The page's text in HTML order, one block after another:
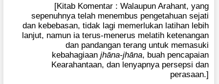
[Kitab Komentar : Walaupun Arahant, yang
sepenuhnya telah menembus pengetahuan sejati
dan kebebasan, tidak lagi memerlukan latihan lebih
lanjut, namun ia terus-menerus melatih ketenangan
dan pandangan terang untuk memasuki
kebahagiaan jhāna-jhāna, buah pencapaian
Kearahantaan, dan lenyapnya persepsi dan
perasaan.]